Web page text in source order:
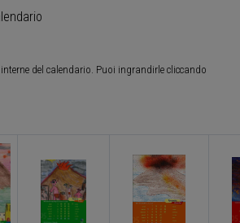
del calendario. Puoi ingrandirle cliccando